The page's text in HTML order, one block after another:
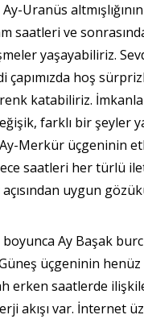
Uranüs
saatleri ve
yaşayabiliriz.
çapımızda hoş
katabiliriz.
farklı bir şeyler
Merkür üçgeninin
saatleri her türlü
uygun
Ay Başak
üçgeninin
erken saatlerde
akışı var. İnternet